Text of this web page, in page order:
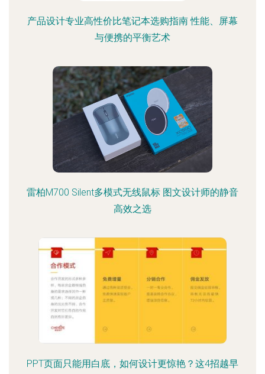
产品设计专业高性价比笔记本选购指南 性能、屏幕
与便携的平衡艺术
雷柏M700 Silent多模式无线鼠标 图文设计师的静音
高效之选
PPT页面只能用白底，如何设计更惊艳？这4招越早